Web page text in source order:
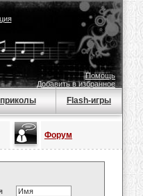
Помощь
Добавить в избранное
Flash-игры
Форум